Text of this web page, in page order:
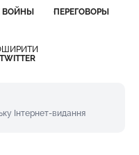
ВОЙНЫ ПЕРЕГОВОРЫ
TWITTER
Інтернет-видання